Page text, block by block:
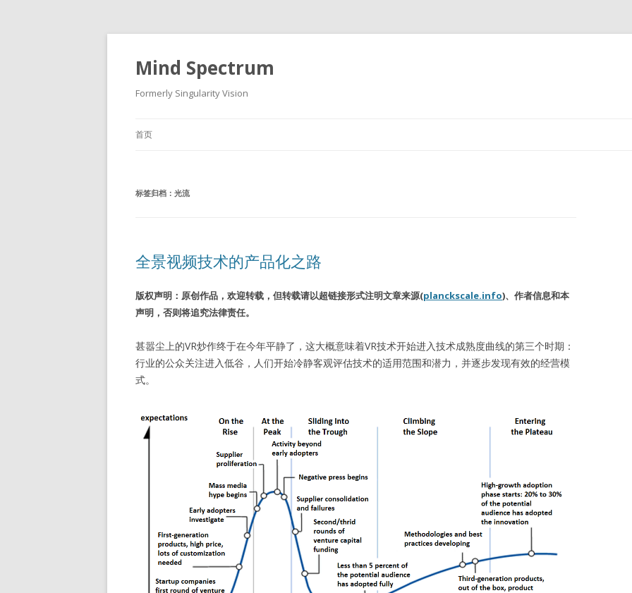
Mind Spectrum
Formerly Singularity Vision
首页
标签归档： 光流
全景视频技术的产品化之路
版权声明：原创作品，欢迎转载，但转载请以超链接形式注明文章来源(planckscale.info)、作者信息和本
声明，否则将追究法律责任。
甚嚣尘上的VR炒作终于在今年平静了，这大概意味着VR技术开始进入技术成熟度曲线的第三个时期：
行业的公众关注进入低谷，人们开始冷静客观评估技术的适用范围和潜力，并逐步发现有效的经营模
式。